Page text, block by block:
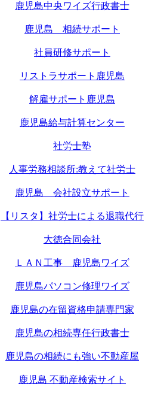
鹿児島中央ワイズ行政書士
鹿児島 相続サポート
社員研修サポート
リストラサポート鹿児島
解雇サポート鹿児島
鹿児島給与計算センター
社労士塾
人事労務相談所:教えて社労士
鹿児島 会社設立サポート
【リスタ】社労士による退職代行
大徳合同会社
ＬＡＮ工事 鹿児島ワイズ
鹿児島パソコン修理ワイズ
鹿児島の在留資格申請専門家
鹿児島の相続専任行政書士
鹿児島の相続にも強い不動産屋
鹿児島 不動産検索サイト